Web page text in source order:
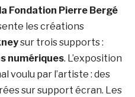
Fondation Pierre Bergé
les créations
sur trois supports :
numériques. L’exposition
voulu par l’artiste : des
sur support écran. Les